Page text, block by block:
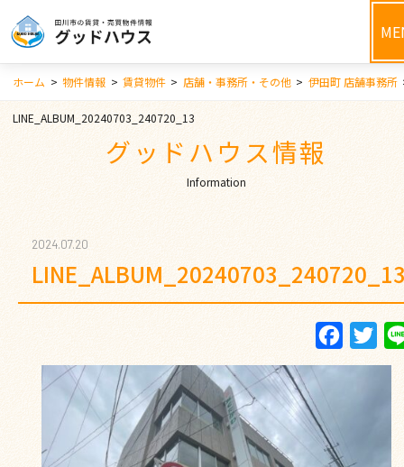
ホーム > 物件情報 > 賃貸物件 > 店舗・事務所・その他 > 伊田町 店舗事務所
LINE_ALBUM_20240703_240720_13
グッドハウス情報
Information
2024.07.20